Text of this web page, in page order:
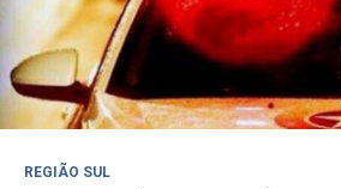
REGIÃO SUL